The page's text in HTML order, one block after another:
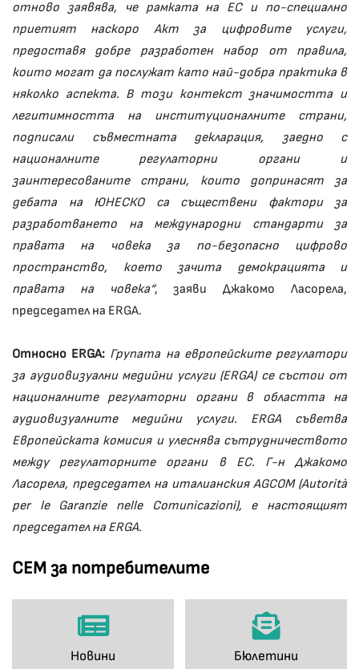
СЕМ за потребителите
Новини Бюлетини
отново заявява, че рамката на ЕС и по-специално
приетият наскоро Акт за цифровите услуги,
предоставя добре разработен набор от правила,
които могат да послужат като най-добра практика в
няколко аспекта. В този контекст значимостта и
легитимността на институционалните страни,
подписали съвместната декларация, заедно с
националните регулаторни органи и
заинтересованите страни, които допринасят за
дебата на ЮНЕСКО са съществени фактори за
разработването на международни стандарти за
правата на човека за по-безопасно цифрово
пространство, което зачита демокрацията и
правата на човека“, заяви Джакомо Ласорела,
председател на ERGA.
Относно ERGA: Групата на европейските регулатори
за аудиовизуални медийни услуги (ERGA) се състои от
националните регулаторни органи в областта на
аудиовизуалните медийни услуги. ERGA съветва
Европейската комисия и улеснява сътрудничеството
между регулаторните органи в ЕС. Г-н Джакомо
Ласорела, председател на италианския AGCOM (Autorità
per le Garanzie nelle Comunicazioni), е настоящият
председател на ERGA.